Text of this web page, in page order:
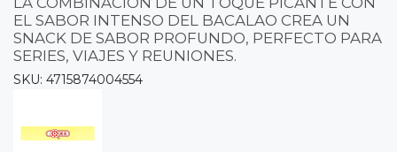
EL SABOR INTENSO DEL BACALAO CREA UN
SNACK DE SABOR PROFUNDO, PERFECTO PARA
SERIES, VIAJES Y REUNIONES.
SKU: 4715874004554